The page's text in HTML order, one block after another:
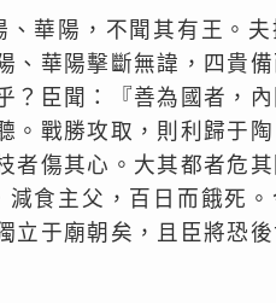
華陽，不聞其有王。夫
、華陽擊斷無諱，四貴
臣聞：『善為國者，內
戰勝攻取，則利歸于陶
者傷其心。大其都者危
食主父，百日而餓死。
立于廟朝矣，且臣將恐